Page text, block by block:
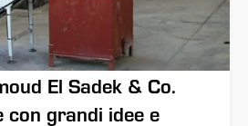
El Sadek & Co.
grandi idee e